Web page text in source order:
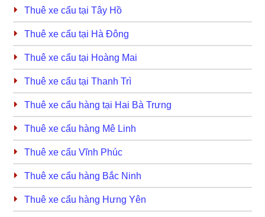
Thuê xe cẩu tại Tây Hồ
Thuê xe cẩu tại Hà Đông
Thuê xe cẩu tại Hoàng Mai
Thuê xe cẩu tại Thanh Trì
Thuê xe cẩu hàng tại Hai Bà Trưng
Thuê xe cẩu hàng Mê Linh
Thuê xe cẩu Vĩnh Phúc
Thuê xe cẩu hàng Bắc Ninh
Thuê xe cẩu hàng Hưng Yên